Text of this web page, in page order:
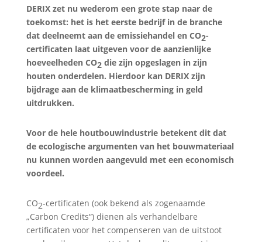
DERIX zet nu wederom een grote stap naar de
toekomst: het is het eerste bedrijf in de branche
dat deelneemt aan de emissiehandel en CO2-
certificaten laat uitgeven voor de aanzienlijke
hoeveelheden CO2die zijn opgeslagen in zijn
houten onderdelen. Hierdoor kan DERIX zijn
bijdrage aan de klimaatbescherming in geld
uitdrukken.
Voor de hele houtbouwindustrie betekent dit dat
de ecologische argumenten van het bouwmateriaal
nu kunnen worden aangevuld met een economisch
voordeel.
CO2-certificaten (ook bekend als zogenaamde
„Carbon Credits“) dienen als verhandelbare
certificaten voor het compenseren van de uitstoot